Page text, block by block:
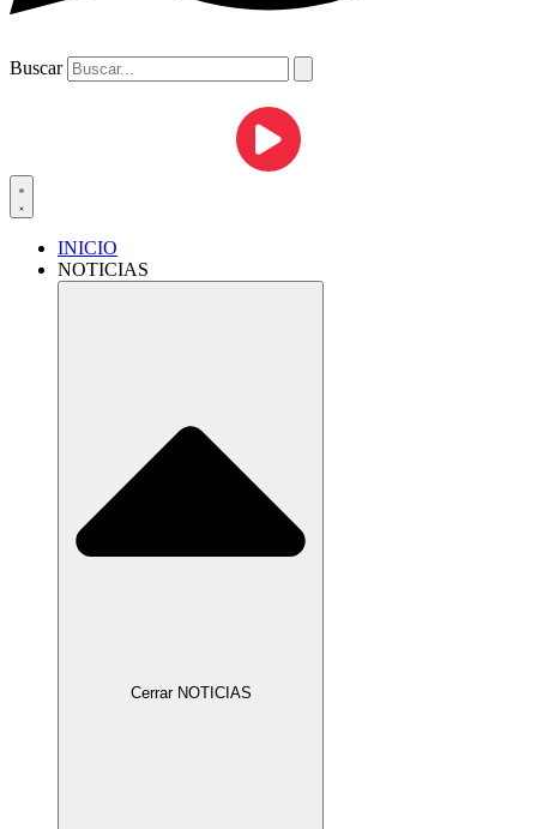
Buscar
INICIO
NOTICIAS
Cerrar NOTICIAS